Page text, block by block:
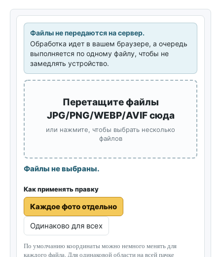
Файлы не передаются на сервер.
Обработка идет в вашем браузере, а очередь
выполняется по одному файлу, чтобы не
замедлять устройство.
Перетащите файлы
JPG/PNG/WEBP/AVIF сюда
или нажмите, чтобы выбрать несколько
файлов
Файлы не выбраны.
Как применять правку
Каждое фото отдельно
Одинаково для всех
По умолчанию координаты можно немного менять для
каждого файла. Для одинаковой области на всей пачке